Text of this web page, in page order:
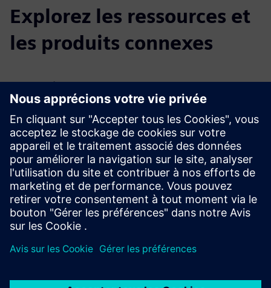
Explorez les ressources et
les produits connexes
Renseignements et ressources
supplémentaires
Site Web Bentonet
Conditions préalables
Une connexion NetConnect nécessite un BentoNet
WorkDesk